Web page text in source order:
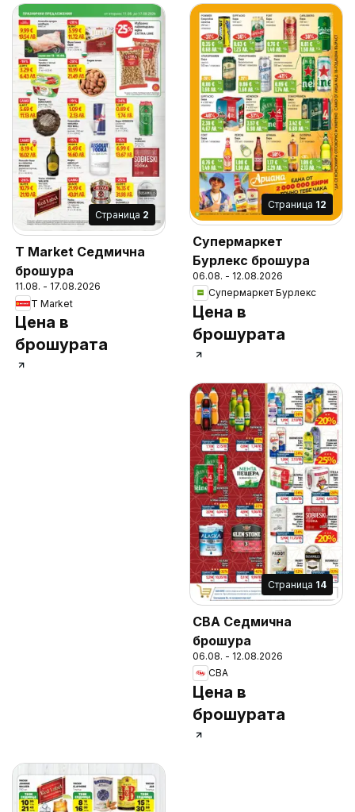
Cтраница 2
T Market Седмична
брошура
11.08. - 17.08.2026
T Market
Цена в
брошурата
Cтраница 12
Супермаркет
Бурлекс брошура
06.08. - 12.08.2026
Супермаркет Бурлекс
Цена в
брошурата
Cтраница 14
CBA Седмична
брошура
06.08. - 12.08.2026
CBA
Цена в
брошурата